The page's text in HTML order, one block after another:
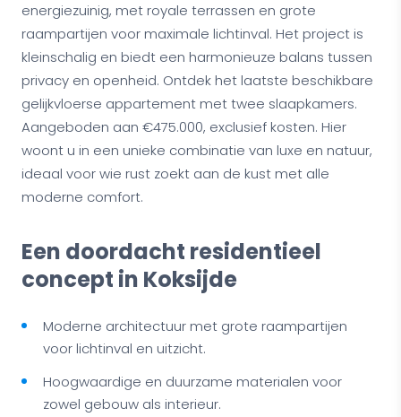
energiezuinig, met royale terrassen en grote
raampartijen voor maximale lichtinval. Het project is
kleinschalig en biedt een harmonieuze balans tussen
privacy en openheid. Ontdek het laatste beschikbare
gelijkvloerse appartement met twee slaapkamers.
Aangeboden aan €475.000, exclusief kosten. Hier
woont u in een unieke combinatie van luxe en natuur,
ideaal voor wie rust zoekt aan de kust met alle
moderne comfort.
Een doordacht residentieel
concept in Koksijde
Moderne architectuur met grote raampartijen
voor lichtinval en uitzicht.
Hoogwaardige en duurzame materialen voor
zowel gebouw als interieur.